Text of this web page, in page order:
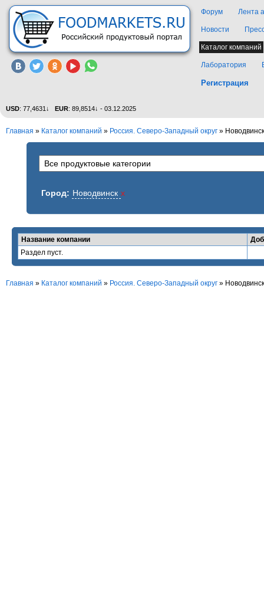
Форум Лента
Новости
Каталог компаний
Лаборатория
Регистрация
USD: 77,4631↓ EUR: 89,8514↓ - 03.12.2025
Главная » Каталог компаний » Россия. Северо-Западный округ » Новодвинск
Город: Новодвинск x
Название компании
Раздел пуст.
Главная » Каталог компаний » Россия. Северо-Западный округ » Новодвинск